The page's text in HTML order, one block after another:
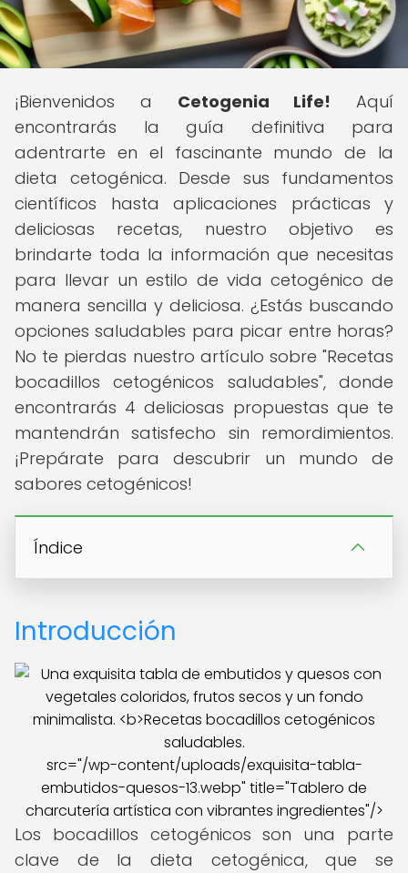
¡Bienvenidos a Cetogenia Life! Aquí
encontrarás la guía definitiva para
adentrarte en el fascinante mundo de la
dieta cetogénica. Desde sus fundamentos
científicos hasta aplicaciones prácticas y
deliciosas recetas, nuestro objetivo es
brindarte toda la información que necesitas
para llevar un estilo de vida cetogénico de
manera sencilla y deliciosa. ¿Estás buscando
opciones saludables para picar entre horas?
No te pierdas nuestro artículo sobre "Recetas
bocadillos cetogénicos saludables", donde
encontrarás 4 deliciosas propuestas que te
mantendrán satisfecho sin remordimientos.
¡Prepárate para descubrir un mundo de
sabores cetogénicos!
Índice
Introducción
src="/wp-content/uploads/exquisita-tabla-
embutidos-quesos-13.webp" title="Tablero de
charcutería artística con vibrantes ingredientes"/>
Los bocadillos cetogénicos son una parte
clave de la dieta cetogénica, que se